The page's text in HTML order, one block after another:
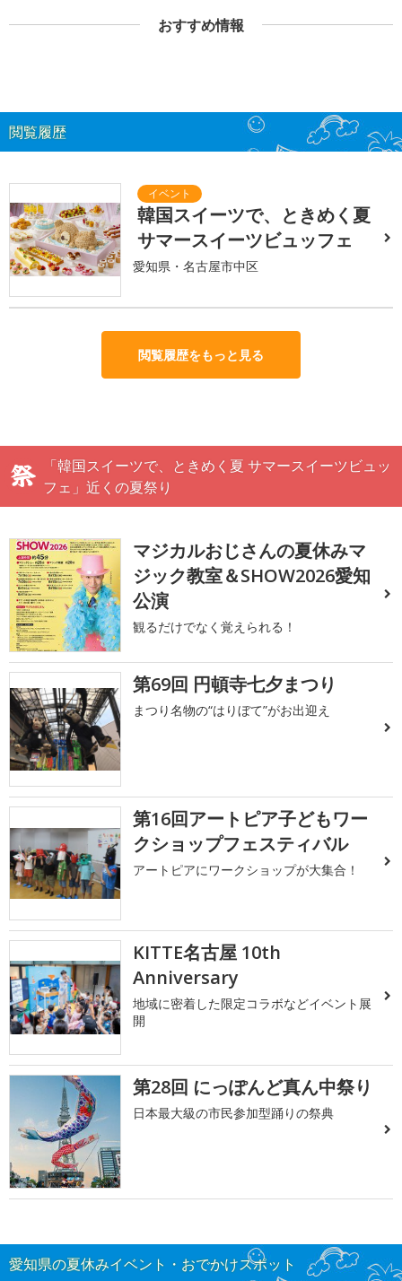
おすすめ情報
閲覧履歴
韓国スイーツで、ときめく夏
サマースイーツビュッフェ
愛知県・名古屋市中区
閲覧履歴をもっと見る
「韓国スイーツで、ときめく夏 サマースイーツビュッ
フェ」近くの夏祭り
マジカルおじさんの夏休みマ
ジック教室＆SHOW2026愛知
公演
観るだけでなく覚えられる！
第69回 円頓寺七夕まつり
まつり名物の“はりぼて”がお出迎え
第16回アートピア子どもワー
クショップフェスティバル
アートピアにワークショップが大集合！
KITTE名古屋 10th
Anniversary
地域に密着した限定コラボなどイベント展
開
第28回 にっぽんど真ん中祭り
日本最大級の市民参加型踊りの祭典
愛知県の夏休みイベント・おでかけスポット